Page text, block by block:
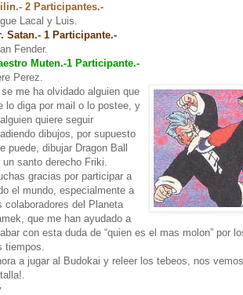
2 Participantes.-
Lacal y Luis.
Satan.- 1 Participante.-
Fender.
Muten.-1 Participante.-
Perez.
me ha olvidado alguien que
lo diga por mail o lo postee, y
quiere seguir
dibujos, por supuesto
puede, dibujar Dragon Ball
un santo derecho Friki.
gracias por participar a
el mundo, especialmente a
colaboradores del Planeta
que me han ayudado a
con esta duda de “quien es el mas molon” por
tiempos.
a jugar al Budokai y releer los tebeos, nos